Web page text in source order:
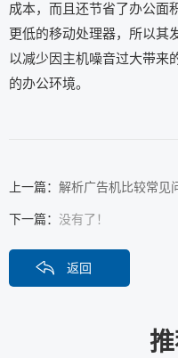
成本，而且还节省了办公面
更低的移动处理器，所以其
以减少因主机噪音过大带来
的办公环境。
上一篇： 解析广告机比较常见
下一篇： 没有了！
返回